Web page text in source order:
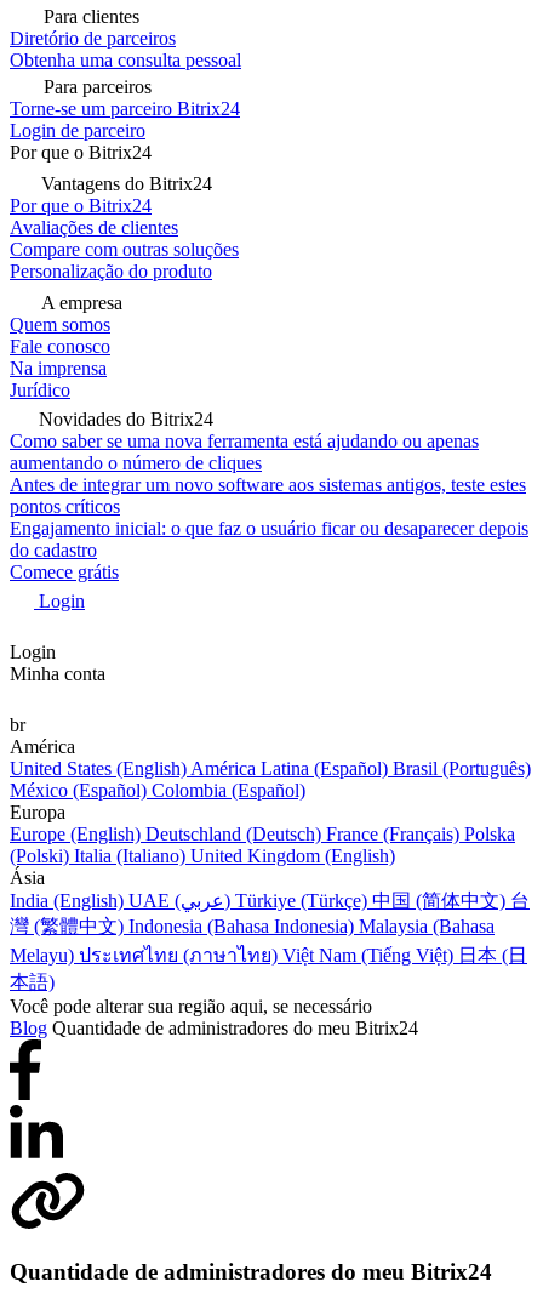
Para clientes
Diretório de parceiros
Obtenha uma consulta pessoal
Para parceiros
Torne-se um parceiro Bitrix24
Login de parceiro
Por que o Bitrix24
Vantagens do Bitrix24
Por que o Bitrix24
Avaliações de clientes
Compare com outras soluções
Personalização do produto
A empresa
Quem somos
Fale conosco
Na imprensa
Jurídico
Novidades do Bitrix24
Como saber se uma nova ferramenta está ajudando ou apenas
aumentando o número de cliques
Antes de integrar um novo software aos sistemas antigos, teste estes
pontos críticos
Engajamento inicial: o que faz o usuário ficar ou desaparecer depois
do cadastro
Comece grátis
Login
Login
Minha conta
br
América
United States (English) América Latina (Español) Brasil (Português)
México (Español) Colombia (Español)
Europa
Europe (English) Deutschland (Deutsch) France (Français) Polska
(Polski) Italia (Italiano) United Kingdom (English)
Ásia
India (English)
UAE (عربي) Türkiye (Türkçe) 中国 (简体中文) 台
灣 (繁體中文) Indonesia (Bahasa Indonesia) Malaysia (Bahasa
Melayu) ประเทศไทย (ภาษาไทย) Việt Nam (Tiếng Việt) 日本 (日
本語)
Você pode alterar sua região aqui, se necessário
Blog Quantidade de administradores do meu Bitrix24
Quantidade de administradores do meu Bitrix24